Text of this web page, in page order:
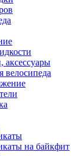
аксессуары
велосипеда
на байкфит